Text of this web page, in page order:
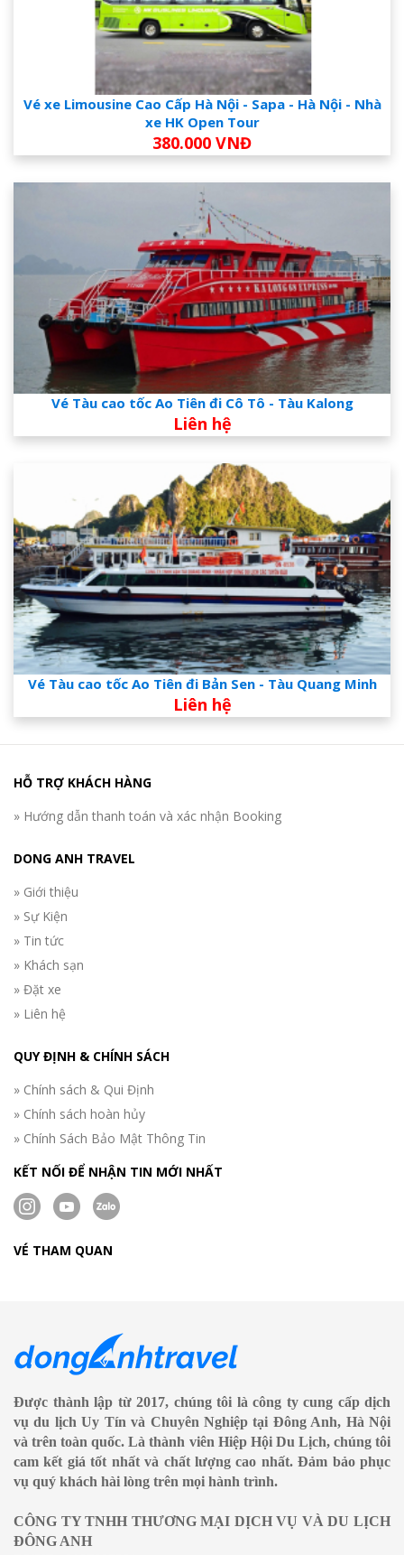
Vé xe Limousine Cao Cấp Hà Nội - Sapa - Hà Nội - Nhà
xe HK Open Tour
380.000 VNĐ
Vé Tàu cao tốc Ao Tiên đi Cô Tô - Tàu Kalong
Liên hệ
Vé Tàu cao tốc Ao Tiên đi Bản Sen - Tàu Quang Minh
Liên hệ
HỖ TRỢ KHÁCH HÀNG
» Hướng dẫn thanh toán và xác nhận Booking
DONG ANH TRAVEL
» Giới thiệu
» Sự Kiện
» Tin tức
» Khách sạn
» Đặt xe
» Liên hệ
QUY ĐỊNH & CHÍNH SÁCH
» Chính sách & Qui Định
» Chính sách hoàn hủy
» Chính Sách Bảo Mật Thông Tin
KẾT NỐI ĐỂ NHẬN TIN MỚI NHẤT
VÉ THAM QUAN
Được thành lập từ 2017, chúng tôi là công ty cung cấp dịch
vụ du lịch Uy Tín và Chuyên Nghiệp tại Đông Anh, Hà Nội
và trên toàn quốc. Là thành viên Hiệp Hội Du Lịch, chúng tôi
cam kết giá tốt nhất và chất lượng cao nhất. Đảm bảo phục
vụ quý khách hài lòng trên mọi hành trình.
CÔNG TY TNHH THƯƠNG MẠI DỊCH VỤ VÀ DU LỊCH
ĐÔNG ANH